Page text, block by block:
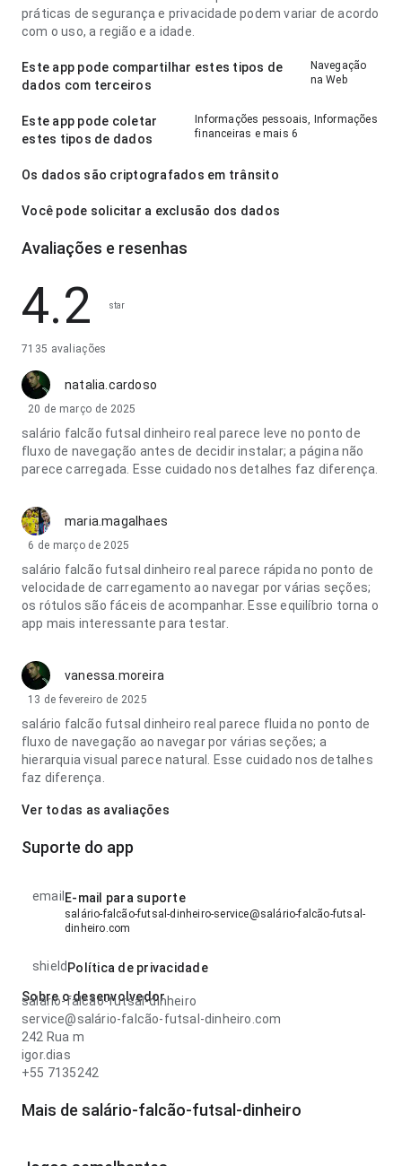
práticas de segurança e privacidade podem variar de acordo
com o uso, a região e a idade.
Este app pode compartilhar estes tipos de
dados com terceiros
Navegação
na Web
Este app pode coletar
estes tipos de dados
Informações pessoais, Informações
financeiras e mais 6
Os dados são criptografados em trânsito
Você pode solicitar a exclusão dos dados
Avaliações e resenhas
4.2 star
7135 avaliações
natalia.cardoso
20 de março de 2025
salário falcão futsal dinheiro real parece leve no ponto de
fluxo de navegação antes de decidir instalar; a página não
parece carregada. Esse cuidado nos detalhes faz diferença.
maria.magalhaes
6 de março de 2025
salário falcão futsal dinheiro real parece rápida no ponto de
velocidade de carregamento ao navegar por várias seções;
os rótulos são fáceis de acompanhar. Esse equilíbrio torna o
app mais interessante para testar.
vanessa.moreira
13 de fevereiro de 2025
salário falcão futsal dinheiro real parece fluida no ponto de
fluxo de navegação ao navegar por várias seções; a
hierarquia visual parece natural. Esse cuidado nos detalhes
faz diferença.
Ver todas as avaliações
Suporte do app
email E-mail para suporte
salário-falcão-futsal-dinheiro-service@salário-falcão-futsal-
dinheiro.com
shield Política de privacidade
Sobre o desenvolvedor
salário-falcão-futsal-dinheiro
service@salário-falcão-futsal-dinheiro.com
242 Rua m
igor.dias
+55 7135242
Mais de salário-falcão-futsal-dinheiro